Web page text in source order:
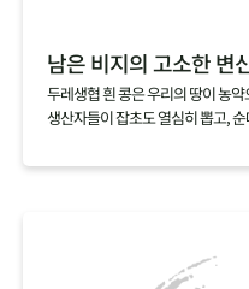
남은 비지의 고소한 변
두레생협 흰 콩은 우리의 땅이 농
생산자들이 잡초도 열심히 뽑고,